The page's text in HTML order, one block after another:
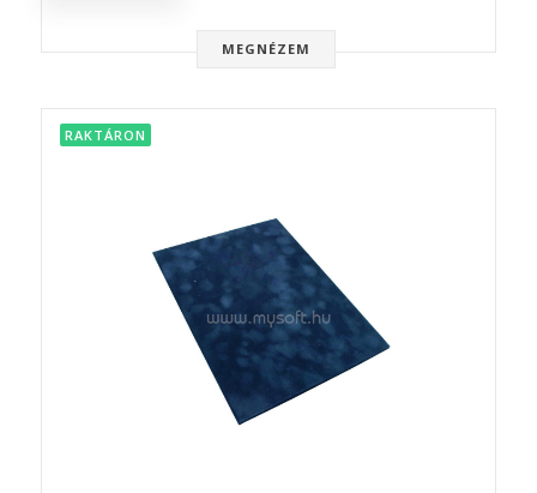
MEGNÉZEM
RAKTÁRON